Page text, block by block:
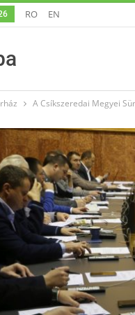
RO EN
A Csíkszeredai Megyei